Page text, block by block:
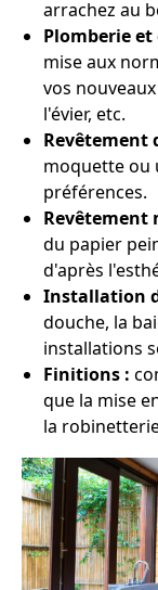
arrachez au
Plomberie
mise aux
vos
l'évier, etc.
Revêtement
moquette ou
préférences.
Revêtement
du papier
d'après
Installation
douche, la
installations
Finitions :
que la mise
la